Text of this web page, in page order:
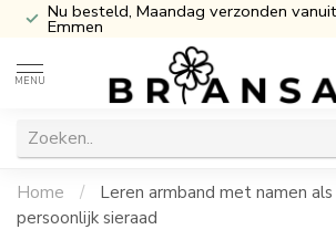
vanuit Inclusief Cadeau
MENU
Home /
Leren armband met namen
persoonlijk sieraad